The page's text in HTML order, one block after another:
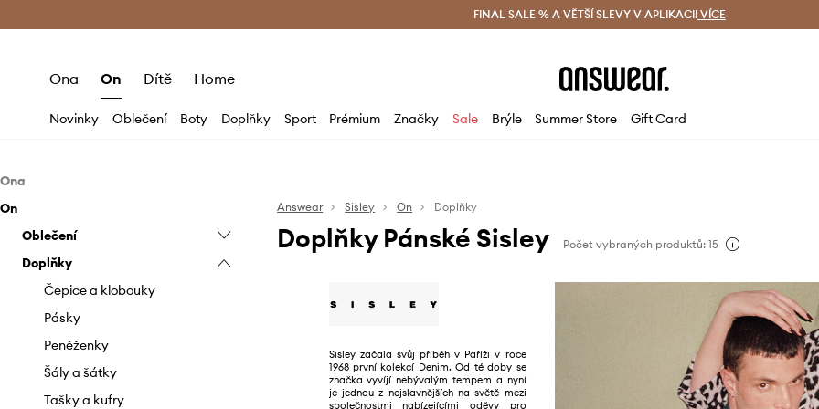
Doručení a vrácení zdarma (od 1800 Kč) Doručení i do 24 h
FINAL SALE % A VĚTŠÍ SLEVY V APLIKACI! VÍCE
Ona On Dítě Home
Novinky Oblečení Boty Doplňky Sport Prémium Značky Sale Brýle Summer Store Gift Card
Ona
Bundy
Džíny
Halenky a košile
Kabáty
Kalhoty a legíny
Mikiny
Overaly
Doplňky
Čepice a klobouky
Kabelky
Pásky
Peněženky
Šály a šátky
On
Oblečení
Bundy
Džíny
Kabáty
Kalhoty
Košile
Kraťasy
Doplňky
Čepice a klobouky
Pásky
Peněženky
Šály a šátky
Tašky a kufry
Answear Sisley On Doplňky
Doplňky Pánské Sisley Počet vybraných produktů: 15
Sisley začala svůj příběh v Paříži v roce
1968 první kolekcí Denim. Od té doby se
značka vyvíjí nebývalým tempem a nyní
je jednou z nejslavnějších na světě mezi
společnostmi nabízejícími oděvy pro